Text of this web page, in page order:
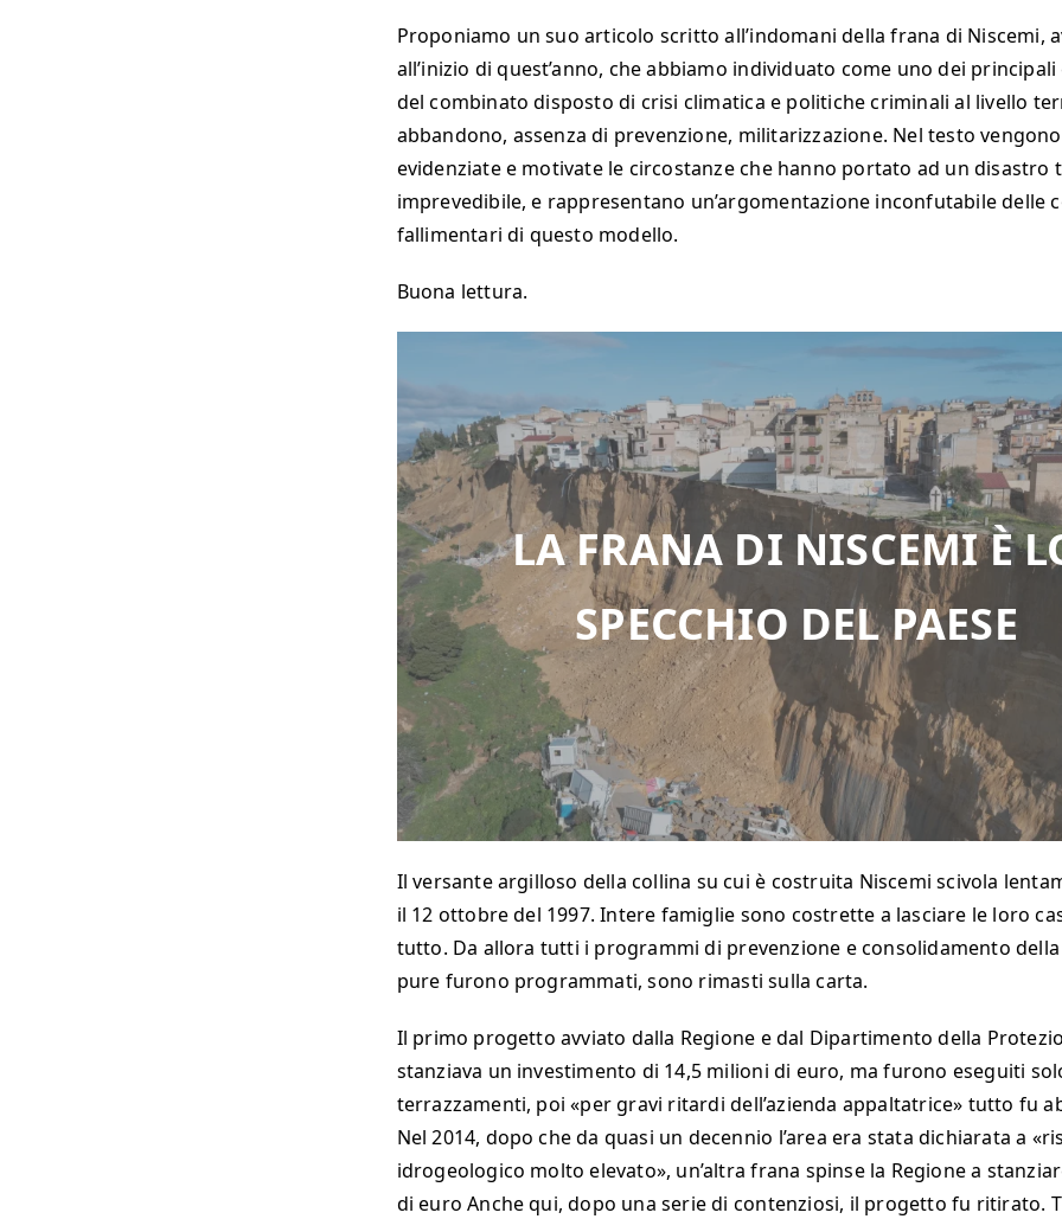
Proponiamo un suo articolo scritto all’indomani della frana di Niscemi,
all’inizio di quest’anno, che abbiamo individuato come uno dei
del combinato disposto di crisi climatica e politiche criminali al livello
abbandono, assenza di prevenzione, militarizzazione. Nel testo
evidenziate e motivate le circostanze che hanno portato ad un disastro
imprevedibile, e rappresentano un’argomentazione inconfutabile delle
fallimentari di questo modello.
Buona lettura.
LA FRANA DI NISCEMI È
SPECCHIO DEL PAESE
Il versante argilloso della collina su cui è costruita Niscemi scivola
il 12 ottobre del 1997. Intere famiglie sono costrette a lasciare le loro
tutto. Da allora tutti i programmi di prevenzione e consolidamento della
pure furono programmati, sono rimasti sulla carta.
Il primo progetto avviato dalla Regione e dal Dipartimento della
stanziava un investimento di 14,5 milioni di euro, ma furono eseguiti
terrazzamenti, poi «per gravi ritardi dell’azienda appaltatrice» tutto fu
Nel 2014, dopo che da quasi un decennio l’area era stata dichiarata a
idrogeologico molto elevato», un’altra frana spinse la Regione a
di euro Anche qui, dopo una serie di contenziosi, il progetto fu ritirato.